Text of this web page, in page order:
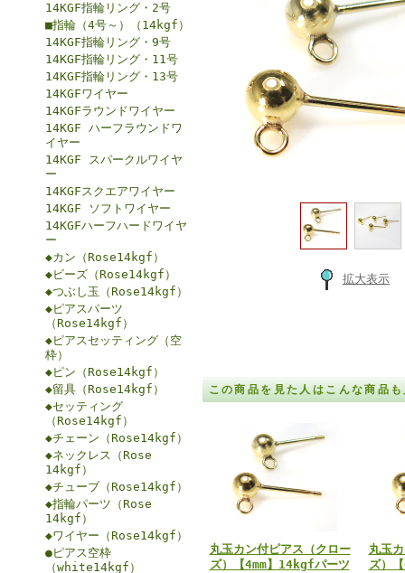
14KGF指輪リング・2号
■指輪（4号～）（14kgf）
14KGF指輪リング・9号
14KGF指輪リング・11号
14KGF指輪リング・13号
14KGFワイヤー
14KGFラウンドワイヤー
14KGF ハーフラウンドワ
イヤー
14KGF スパークルワイヤ
ー
14KGFスクエアワイヤー
14KGF ソフトワイヤー
14KGFハーフハードワイヤ
ー
◆カン（Rose14kgf）
◆ビーズ（Rose14kgf）
◆つぶし玉（Rose14kgf）
◆ピアスパーツ
（Rose14kgf）
◆ピアスセッティング（空
枠）
◆ピン（Rose14kgf）
◆留具（Rose14kgf）
◆セッティング
（Rose14kgf）
◆チェーン（Rose14kgf）
◆ネックレス（Rose
14kgf）
◆チューブ（Rose14kgf）
◆指輪パーツ（Rose
14kgf）
◆ワイヤー（Rose14kgf）
●ピアス空枠
（white14kgf）
拡大表示
この商品を見た人はこんな商品
丸玉カン付ピアス（クロー
ズ）【4mm】14kgfパーツ
丸玉
ズ）